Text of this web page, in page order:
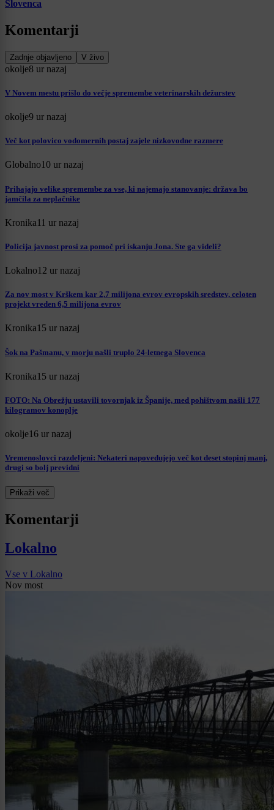
Slovenca
Komentarji
Zadnje objavljeno V živo
okolje8 ur nazaj
V Novem mestu prišlo do večje spremembe veterinarskih dežurstev
okolje9 ur nazaj
Več kot polovico vodomernih postaj zajele nizkovodne razmere
Globalno10 ur nazaj
Prihajajo velike spremembe za vse, ki najemajo stanovanje: država bo
jamčila za neplačnike
Kronika11 ur nazaj
Policija javnost prosi za pomoč pri iskanju Jona. Ste ga videli?
Lokalno12 ur nazaj
Za nov most v Krškem kar 2,7 milijona evrov evropskih sredstev, celoten
projekt vreden 6,5 milijona evrov
Kronika15 ur nazaj
Šok na Pašmanu, v morju našli truplo 24-letnega Slovenca
Kronika15 ur nazaj
FOTO: Na Obrežju ustavili tovornjak iz Španije, med pohištvom našli 177
kilogramov konoplje
okolje16 ur nazaj
Vremenoslovci razdeljeni: Nekateri napovedujejo več kot deset stopinj manj,
drugi so bolj previdni
Prikaži več
Komentarji
Lokalno
Vse v Lokalno
Nov most